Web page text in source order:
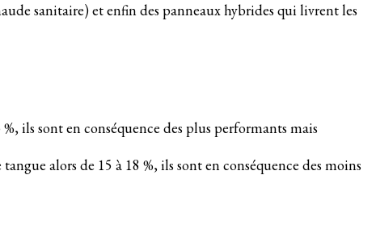
sanitaire) et enfin des panneaux hybrides qui livrent les
ils sont en conséquence des plus performants mais
alors de 15 à 18 %, ils sont en conséquence des moins